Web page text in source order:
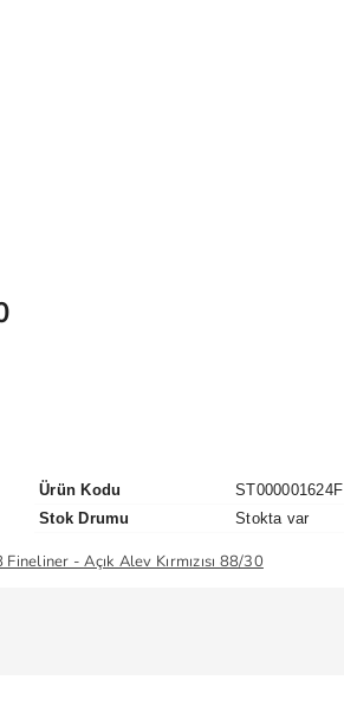
Ürün Kodu
ST000001624F
Stok Drumu
Stokta var
- Açık Alev Kırmızısı 88/30